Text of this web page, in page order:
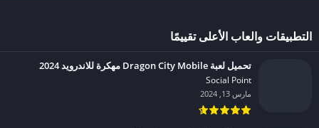
التطبيقات والعاب الأعلى تقييمًا
تحميل لعبة Dragon City Mobile مهكرة للاندرويد 2024
Social Point‏
مارس 13, 2024